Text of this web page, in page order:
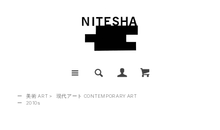
ー 美術 ART >
現代アート CONTEMPORARY ART
ー
2010s